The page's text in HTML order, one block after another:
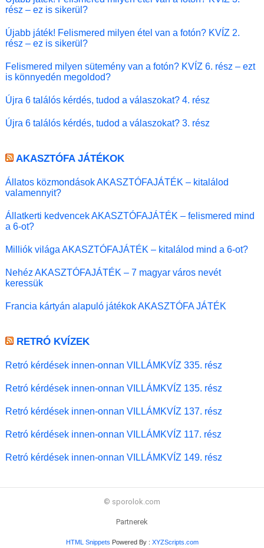
rész – ez is sikerül?
Újabb játék! Felismered milyen étel van a fotón? KVÍZ 2.
rész – ez is sikerül?
Felismered milyen sütemény van a fotón? KVÍZ 6. rész – ezt
is könnyedén megoldod?
Újra 6 találós kérdés, tudod a válaszokat? 4. rész
Újra 6 találós kérdés, tudod a válaszokat? 3. rész
AKASZTÓFA JÁTÉKOK
Állatos közmondások AKASZTÓFAJÁTÉK – kitalálod
valamennyit?
Állatkerti kedvencek AKASZTÓFAJÁTÉK – felismered mind
a 6-ot?
Milliók világa AKASZTÓFAJÁTÉK – kitalálod mind a 6-ot?
Nehéz AKASZTÓFAJÁTÉK – 7 magyar város nevét
keressük
Francia kártyán alapuló játékok AKASZTÓFA JÁTÉK
RETRÓ KVÍZEK
Retró kérdések innen-onnan VILLÁMKVÍZ 335. rész
Retró kérdések innen-onnan VILLÁMKVÍZ 135. rész
Retró kérdések innen-onnan VILLÁMKVÍZ 137. rész
Retró kérdések innen-onnan VILLÁMKVÍZ 117. rész
Retró kérdések innen-onnan VILLÁMKVÍZ 149. rész
© sporolok.com
Partnerek
HTML Snippets Powered By : XYZScripts.com